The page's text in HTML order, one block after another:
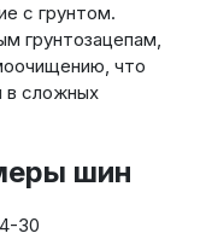
с грунтом.
грунтозацепам,
что
в сложных
шин
30